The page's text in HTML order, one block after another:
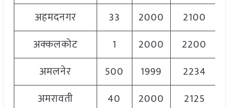
अहमदनगर
33 2000 2100
अक्कलकोट
1 2000 2200
अमलनेर
500 1999 2234
अमरावती
40 2000 2125